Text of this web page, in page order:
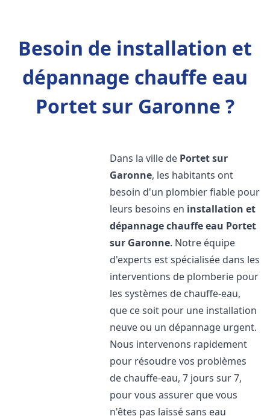
Besoin de installation et
dépannage chauffe eau
Portet sur Garonne ?
Dans la ville de Portet sur
Garonne, les habitants ont
besoin d'un plombier fiable pour
leurs besoins en installation et
dépannage chauffe eau Portet
sur Garonne. Notre équipe
d'experts est spécialisée dans les
interventions de plomberie pour
les systèmes de chauffe-eau,
que ce soit pour une installation
neuve ou un dépannage urgent.
Nous intervenons rapidement
pour résoudre vos problèmes
de chauffe-eau, 7 jours sur 7,
pour vous assurer que vous
n'êtes pas laissé sans eau